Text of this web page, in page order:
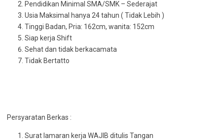
Pendidikan Minimal SMA/SMK – Sederajat
Usia Maksimal hanya 24 tahun ( Tidak Lebih )
Tinggi Badan, Pria: 162cm, wanita: 152cm
Siap kerja Shift
Sehat dan tidak berkacamata
Tidak Bertatto
Persyaratan Berkas :
Surat lamaran kerja WAJIB ditulis Tangan